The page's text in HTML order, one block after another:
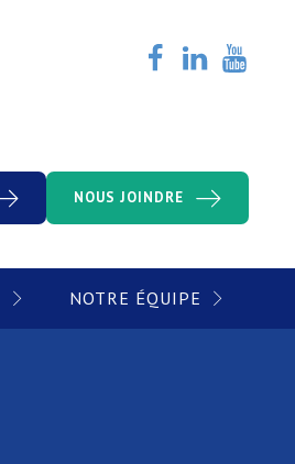
NOUS JOINDRE
NOTRE ÉQUIPE